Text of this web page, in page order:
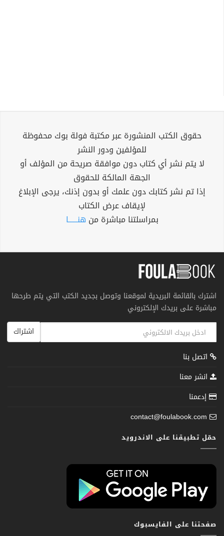
حقوق الكتب المنشورة عبر مكتبة فولة بوك محفوظة
للمؤلفين ودور النشر
لا يتم نشر أي كتاب دون موافقة صريحة من المؤلف أو
الجهة المالكة للحقوق
إذا تم نشر كتابك دون علمك أو بدون إذنك، يرجى الإبلاغ
لإيقاف عرض الكتاب
بمراسلتنا مباشرة من هنــــــا
اشترك بالقائمة البريدية لموقعنا وتوصل بجديد الكتب التي يتم طرحها
مباشرة على بريدك الإلكتروني
اشتراك
اتصل بنا
انشر معنا
إدعمنا
contact@foulabook.com
حمّل تطبيقنا على الاندرويد
صفحتنا على الفايسبوك